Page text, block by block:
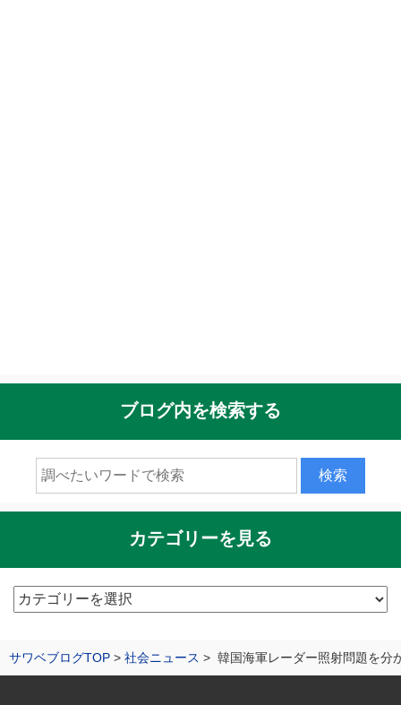
サワベブログTOP 社会ニュース 韓国海軍レーダー照射問題を分
ブログ内を検索する
カテゴリーを見る
カ
リ